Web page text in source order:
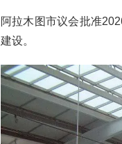
阿拉木图市议会批准
建设。